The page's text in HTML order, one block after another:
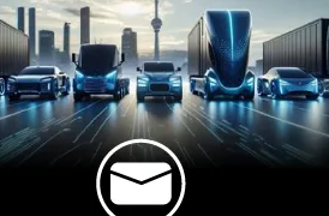
ロビット「EB corbos Linux」の統
防御システム「xCarbon